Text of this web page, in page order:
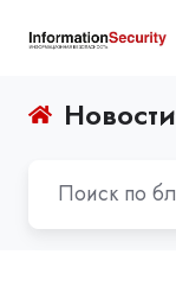
Новости